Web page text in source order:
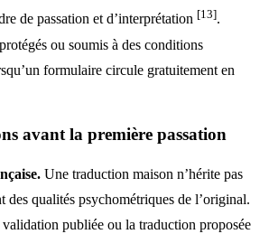
de passation et d’interprétation [13].
ou soumis à des conditions
formulaire circule gratuitement en
avant la première passation
Une traduction maison n’hérite pas
des qualités psychométriques de l’original.
publiée ou la traduction proposée